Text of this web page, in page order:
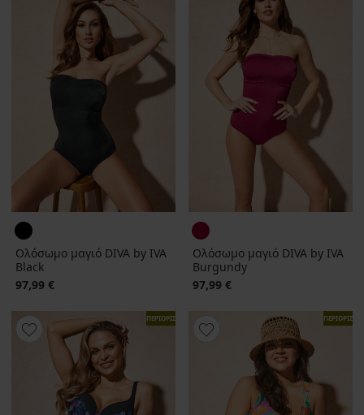
Ολόσωμο μαγιό DIVA by IVA
Black
97,99 €
Ολόσωμο μαγιό DIVA by IVA
Burgundy
97,99 €
ΠΕΡΙΟΡΙΣΜΕΝΑ